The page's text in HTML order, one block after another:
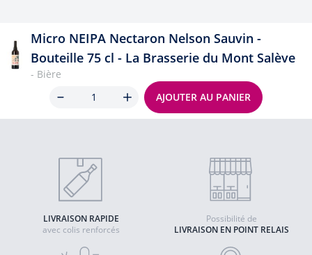
Micro NEIPA Nectaron Nelson Sauvin -
Bouteille 75 cl - La Brasserie du Mont Salève
- Bière
AJOUTER AU PANIER
LIVRAISON RAPIDE
avec colis renforcés
LIVRAISON EN POINT RELAIS
Possibilité de